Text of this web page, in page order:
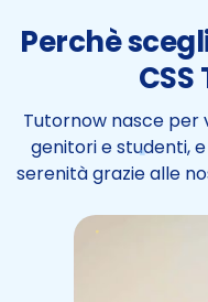
Perchè
Tutornow nasce per
genitori e studenti,
serenità grazie alle